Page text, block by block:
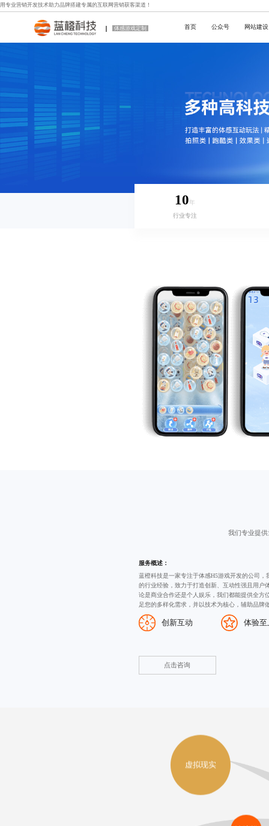
用专业营销开发技术助力品牌搭建专属的互联网营销获客渠道！
体感游戏定制 首页 公众号 网站建设
10年
行业专注
我们专业提
服务概述：
蓝橙科技是一家专注于体感H5游戏开发的公司，
的行业经验，致力于打造创新、互动性强且用户
论是商业合作还是个人娱乐，我们都能提供全方
足您的多样化需求，并以技术为核心，辅助品牌
创新互动 体验至
点击咨询
虚拟现实